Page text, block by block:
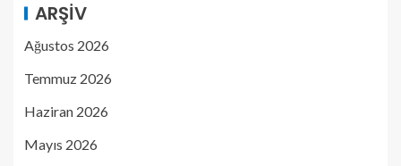
ARŞIV
Ağustos 2026
Temmuz 2026
Haziran 2026
Mayıs 2026